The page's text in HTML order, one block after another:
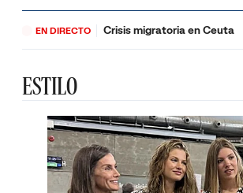
EN DIRECTO Crisis migratoria en Ceuta
ESTILO